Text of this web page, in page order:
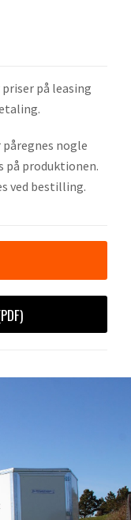
på leasing
nogle
på produktionen.
ved bestilling.